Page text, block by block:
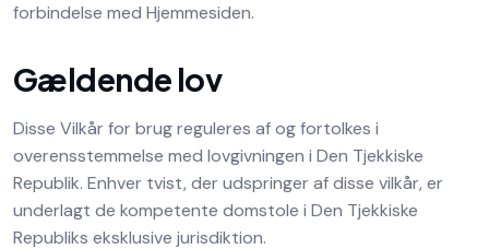
forbindelse med Hjemmesiden.
Gældende lov
Disse Vilkår for brug reguleres af og fortolkes i
overensstemmelse med lovgivningen i Den Tjekkiske
Republik. Enhver tvist, der udspringer af disse vilkår, er
underlagt de kompetente domstole i Den Tjekkiske
Republiks eksklusive jurisdiktion.